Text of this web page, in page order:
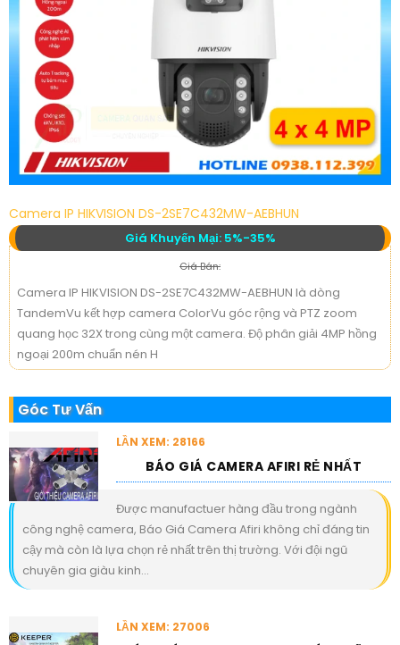
Camera IP HIKVISION DS-2SE7C432MW-AEBHUN
Giá Khuyến Mại: 5%-35%
Giá Bán:
Camera IP HIKVISION DS-2SE7C432MW-AEBHUN là dòng
TandemVu kết hợp camera ColorVu góc rộng và PTZ zoom
quang học 32X trong cùng một camera. Độ phân giải 4MP hồng
ngoại 200m chuẩn nén H
Góc Tư Vấn
LẦN XEM: 28166
BÁO GIÁ CAMERA AFIRI RẺ NHẤT
Được manufactuer hàng đầu trong ngành
công nghệ camera, Báo Giá Camera Afiri không chỉ đáng tin
cậy mà còn là lựa chọn rẻ nhất trên thị trường. Với đội ngũ
chuyên gia giàu kinh...
LẦN XEM: 27006